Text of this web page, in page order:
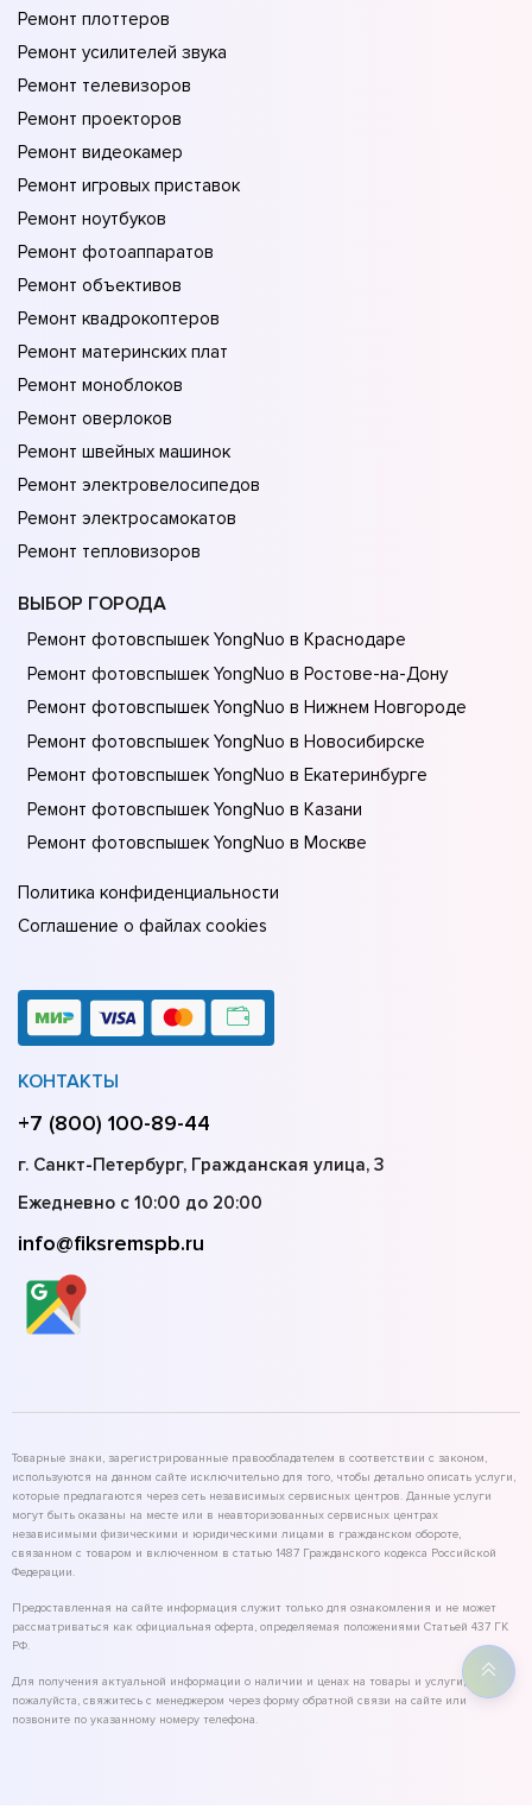
Ремонт плоттеров
Ремонт усилителей звука
Ремонт телевизоров
Ремонт проекторов
Ремонт видеокамер
Ремонт игровых приставок
Ремонт ноутбуков
Ремонт фотоаппаратов
Ремонт объективов
Ремонт квадрокоптеров
Ремонт материнских плат
Ремонт моноблоков
Ремонт оверлоков
Ремонт швейных машинок
Ремонт электровелосипедов
Ремонт электросамокатов
Ремонт тепловизоров
ВЫБОР ГОРОДА
Ремонт фотовспышек YongNuo в Краснодаре
Ремонт фотовспышек YongNuo в Ростове-на-Донy
Ремонт фотовспышек YongNuo в Нижнем Новгороде
Ремонт фотовспышек YongNuo в Новосибирске
Ремонт фотовспышек YongNuo в Екатеринбурге
Ремонт фотовспышек YongNuo в Казани
Ремонт фотовспышек YongNuo в Москве
Политика конфиденциальности
Соглашение о файлах cookies
КОНТАКТЫ
+7 (800) 100-89-44
г. Санкт-Петербург, Гражданская улица, 3
Ежедневно с 10:00 до 20:00
info@fiksremspb.ru
Товарные знаки, зарегистрированные правообладателем в соответствии с законом,
используются на данном сайте исключительно для того, чтобы детально описать услуги,
которые предлагаются через сеть независимых сервисных центров. Данные услуги
могут быть оказаны на месте или в неавторизованных сервисных центрах
независимыми физическими и юридическими лицами в гражданском обороте,
связанном с товаром и включенном в статью 1487 Гражданского кодекса Российской
Федерации.
Предоставленная на сайте информация служит только для ознакомления и не может
рассматриваться как официальная оферта, определяемая положениями Статьей 437 ГК
РФ.
Для получения актуальной информации о наличии и ценах на товары и услуги,
пожалуйста, свяжитесь с менеджером через форму обратной связи на сайте или
позвоните по указанному номеру телефона.